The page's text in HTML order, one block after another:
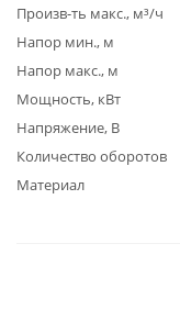
Произв-ть макс., м³/ч
Напор мин., м
Напор макс., м
Мощность, кВт
Напряжение, В
Количество оборотов
Материал